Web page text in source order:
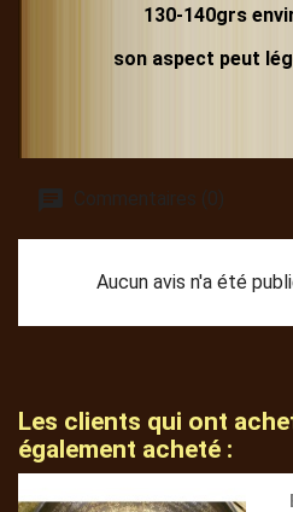
130-140grs
son aspect peut
Commentaires (0)
Aucun avis n'a été
Les clients qui ont
également acheté :